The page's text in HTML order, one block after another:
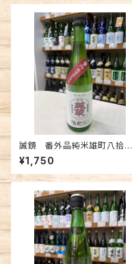
誠鏡 番外品純米雄町八拾生
原酒 720ml
¥1,750